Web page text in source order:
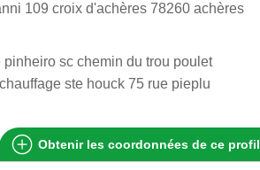
109 croix d'achères 78260 achères
sc chemin du trou poulet
ste houck 75 rue pieplu
Obtenir les coordonnées de ce profil